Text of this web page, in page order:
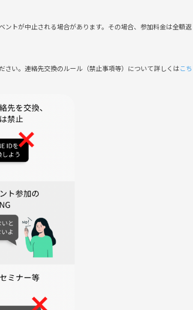
も守りましょう)
トが中止される場合があります。その場合、参加料金は全額返
さい。連絡先交換のルール（禁止事項等）について詳しくはこち